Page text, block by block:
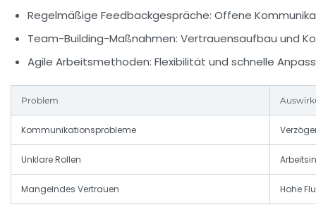
Regelmäßige Feedbackgespräche: Offene
Team-Building-Maßnahmen: Vertrauensaufbau und
Agile Arbeitsmethoden: Flexibilität und schnelle
Problem
Kommunikationsprobleme
Unklare Rollen
Mangelndes Vertrauen Hohe